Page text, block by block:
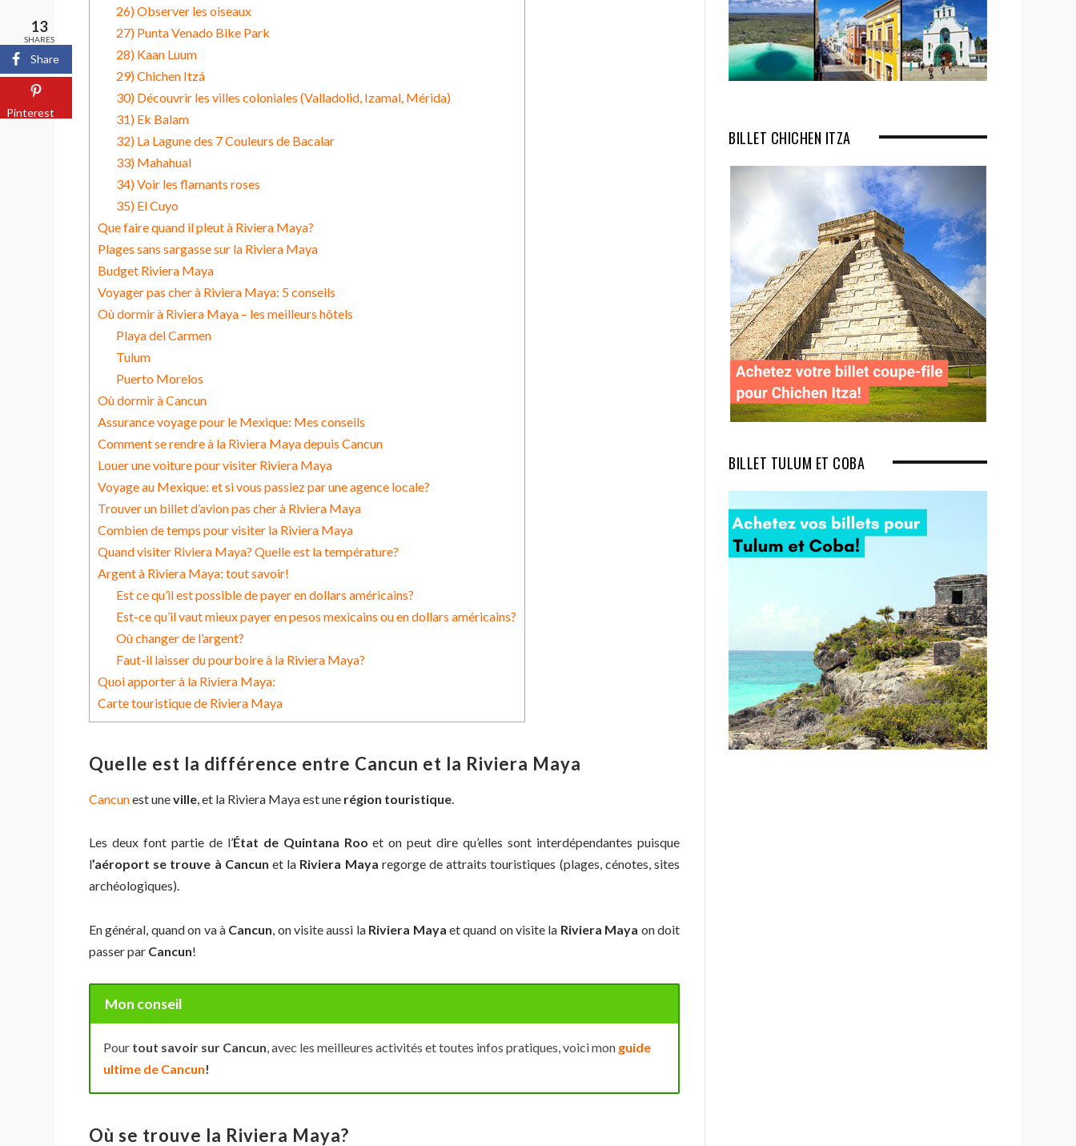
26) Observer les oiseaux
27) Punta Venado Bike Park
28) Kaan Luum
29) Chichen Itzá
30) Découvrir les villes coloniales (Valladolid, Izamal, Mérida)
31) Ek Balam
32) La Lagune des 7 Couleurs de Bacalar
33) Mahahual
34) Voir les flamants roses
35) El Cuyo
Que faire quand il pleut à Riviera Maya?
Plages sans sargasse sur la Riviera Maya
Budget Riviera Maya
Voyager pas cher à Riviera Maya: 5 conseils
Où dormir à Riviera Maya – les meilleurs hôtels
Playa del Carmen
Tulum
Puerto Morelos
Où dormir à Cancun
Assurance voyage pour le Mexique: Mes conseils
Comment se rendre à la Riviera Maya depuis Cancun
Louer une voiture pour visiter Riviera Maya
Voyage au Mexique: et si vous passiez par une agence locale?
Trouver un billet d’avion pas cher à Riviera Maya
Combien de temps pour visiter la Riviera Maya
Quand visiter Riviera Maya? Quelle est la température?
Argent à Riviera Maya: tout savoir!
Est ce qu’il est possible de payer en dollars américains?
Est-ce qu’il vaut mieux payer en pesos mexicains ou en dollars américains?
Où changer de l’argent?
Faut-il laisser du pourboire à la Riviera Maya?
Quoi apporter à la Riviera Maya:
Carte touristique de Riviera Maya
Quelle est la différence entre Cancun et la Riviera Maya
Cancunest uneville, et la Riviera Maya est une région touristique.
Les deux font partie de l’État de Quintana Roo et on peut dire qu’elles sont interdépendantes puisque
l’aéroport se trouve à Cancun et la Riviera Maya regorge de attraits touristiques (plages, cénotes, sites
archéologiques).
En général, quand on va à Cancun , on visite aussi laRiviera Maya et quand on visite la Riviera Maya on doit
passer par Cancun!
Mon conseil
Pour tout savoir sur Cancun , avec les meilleures activités et toutes infos pratiques, voici mon guide
ultime de Cancun!
Où se trouve la Riviera Maya?
BILLET CHICHEN ITZA
BILLET TULUM ET COBA
13
SHARES
Share
Pinterest